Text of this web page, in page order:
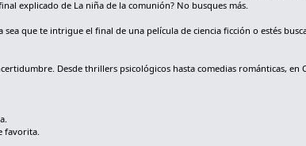
explicado de La niña de la comunión? No busques más.
que te intrigue el final de una película de ciencia ficción o estés
Desde thrillers psicológicos hasta comedias románticas, en
favorita.